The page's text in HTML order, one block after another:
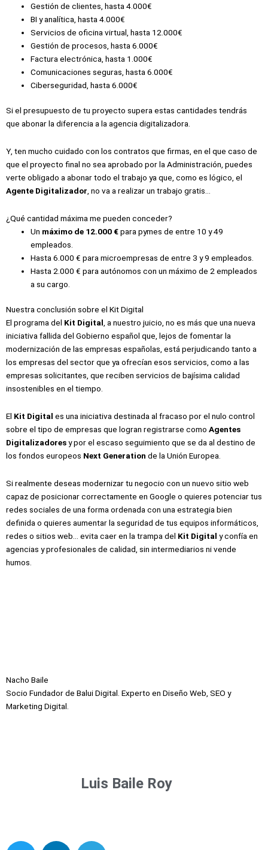
Gestión de clientes, hasta 4.000€
BI y analítica, hasta 4.000€
Servicios de oficina virtual, hasta 12.000€
Gestión de procesos, hasta 6.000€
Factura electrónica, hasta 1.000€
Comunicaciones seguras, hasta 6.000€
Ciberseguridad, hasta 6.000€
Si el presupuesto de tu proyecto supera estas cantidades tendrás
que abonar la diferencia a la agencia digitalizadora.
Y, ten mucho cuidado con los contratos que firmas, en el que caso de
que el proyecto final no sea aprobado por la Administración, puedes
verte obligado a abonar todo el trabajo ya que, como es lógico, el
Agente Digitalizador , no va a realizar un trabajo gratis…
¿Qué cantidad máxima me pueden conceder?
Un máximo de 12.000 €para pymes de entre 10 y 49
empleados.
Hasta 6.000 € para microempresas de entre 3 y 9 empleados.
Hasta 2.000 € para autónomos con un máximo de 2 empleados
a su cargo.
Nuestra conclusión sobre el Kit Digital
El programa del Kit Digital, a nuestro juicio, no es más que una nueva
iniciativa fallida del Gobierno español que, lejos de fomentar la
modernización de las empresas españolas, está perjudicando tanto a
los empresas del sector que ya ofrecían esos servicios, como a las
empresas solicitantes, que reciben servicios de bajísima calidad
insostenibles en el tiempo.
El Kit Digital es una iniciativa destinada al fracaso por el nulo control
sobre el tipo de empresas que logran registrarse como Agentes
Digitalizadoresy por el escaso seguimiento que se da al destino de
los fondos europeos Next Generation de la Unión Europea.
Si realmente deseas modernizar tu negocio con un nuevo sitio web
capaz de posicionar correctamente en Google o quieres potenciar tus
redes sociales de una forma ordenada con una estrategia bien
definida o quieres aumentar la seguridad de tus equipos informáticos,
redes o sitios web… evita caer en la trampa del Kit Digital y confía en
agencias y profesionales de calidad, sin intermediarios ni vende
humos.
Nacho Baile
Socio Fundador de Balui Digital. Experto en Diseño Web, SEO y
Marketing Digital.
Luis Baile Roy